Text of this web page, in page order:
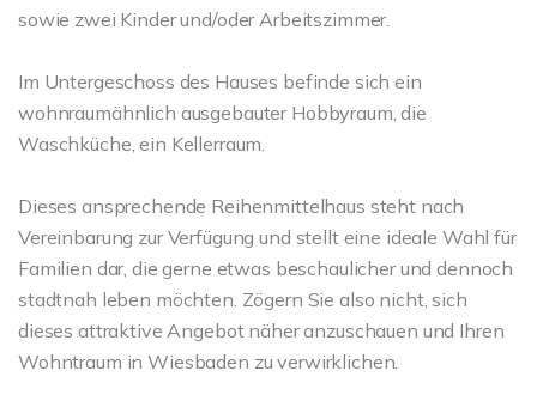
sowie zwei Kinder und/oder Arbeitszimmer.
Im Untergeschoss des Hauses befinde sich ein
wohnraumähnlich ausgebauter Hobbyraum, die
Waschküche, ein Kellerraum.
Dieses ansprechende Reihenmittelhaus steht nach
Vereinbarung zur Verfügung und stellt eine ideale Wahl für
Familien dar, die gerne etwas beschaulicher und dennoch
stadtnah leben möchten. Zögern Sie also nicht, sich
dieses attraktive Angebot näher anzuschauen und Ihren
Wohntraum in Wiesbaden zu verwirklichen.